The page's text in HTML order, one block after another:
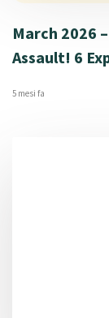
March 2026
Assault! 6
5 mesi fa